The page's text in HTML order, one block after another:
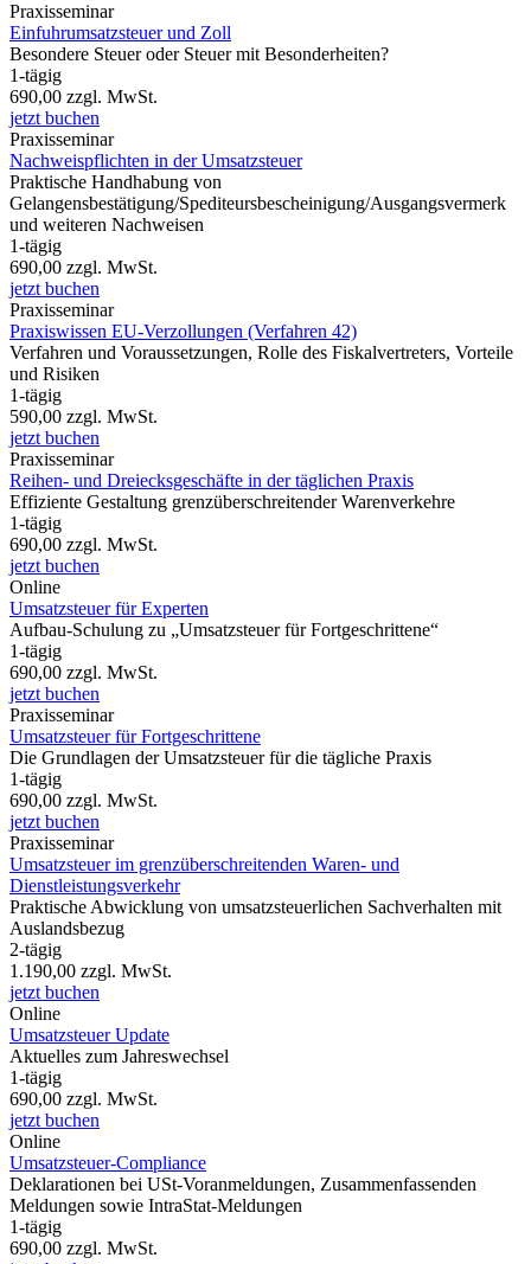
Praxisseminar
Einfuhrumsatzsteuer und Zoll
Besondere Steuer oder Steuer mit Besonderheiten?
1-tägig
690,00 zzgl. MwSt.
jetzt buchen
Praxisseminar
Nachweispflichten in der Umsatzsteuer
Praktische Handhabung von
Gelangensbestätigung/Spediteursbescheinigung/Ausgangsvermerk
und weiteren Nachweisen
1-tägig
690,00 zzgl. MwSt.
jetzt buchen
Praxisseminar
Praxiswissen EU-Verzollungen (Verfahren 42)
Verfahren und Voraussetzungen, Rolle des Fiskalvertreters, Vorteile
und Risiken
1-tägig
590,00 zzgl. MwSt.
jetzt buchen
Praxisseminar
Reihen- und Dreiecksgeschäfte in der täglichen Praxis
Effiziente Gestaltung grenzüberschreitender Warenverkehre
1-tägig
690,00 zzgl. MwSt.
jetzt buchen
Online
Umsatzsteuer für Experten
Aufbau-Schulung zu „Umsatzsteuer für Fortgeschrittene“
1-tägig
690,00 zzgl. MwSt.
jetzt buchen
Praxisseminar
Umsatzsteuer für Fortgeschrittene
Die Grundlagen der Umsatzsteuer für die tägliche Praxis
1-tägig
690,00 zzgl. MwSt.
jetzt buchen
Praxisseminar
Umsatzsteuer im grenzüberschreitenden Waren- und
Dienstleistungsverkehr
Praktische Abwicklung von umsatzsteuerlichen Sachverhalten mit
Auslandsbezug
2-tägig
1.190,00 zzgl. MwSt.
jetzt buchen
Online
Umsatzsteuer Update
Aktuelles zum Jahreswechsel
1-tägig
690,00 zzgl. MwSt.
jetzt buchen
Online
Umsatzsteuer-Compliance
Deklarationen bei USt-Voranmeldungen, Zusammenfassenden
Meldungen sowie IntraStat-Meldungen
1-tägig
690,00 zzgl. MwSt.